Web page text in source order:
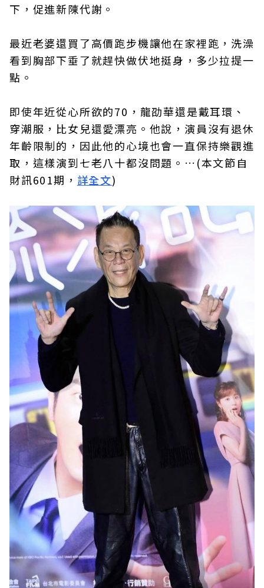
下，促進新陳代謝。
最近老婆還買了高價跑步機讓他在家裡跑，洗澡
看到胸部下垂了就趕快做伏地挺身，多少拉提一
點。
即使年近從心所欲的70，龍劭華還是戴耳環、
穿潮服，比女兒還愛漂亮。他說，演員沒有退休
年齡限制的，因此他的心境也會一直保持樂觀進
取，這樣演到七老八十都沒問題。…(本文節自
財訊601期， 詳全文)